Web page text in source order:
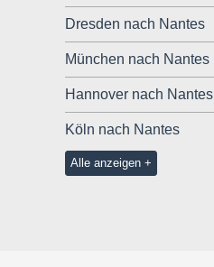
Dresden nach Nantes
München nach Nantes
Hannover nach Nantes
Köln nach Nantes
Alle anzeigen